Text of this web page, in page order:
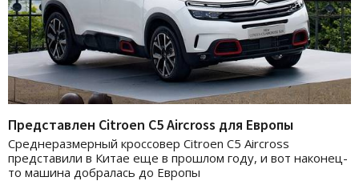
Представлен Citroen C5 Aircross для Европы
Среднеразмерный кроссовер Citroen C5 Aircross
представили в Китае еще в прошлом году, и вот наконец-
то машина добралась до Европы